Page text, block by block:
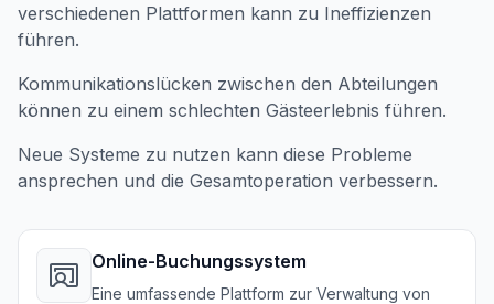
verschiedenen Plattformen kann zu Ineffizienzen
führen.
Kommunikationslücken zwischen den Abteilungen
können zu einem schlechten Gästeerlebnis führen.
Neue Systeme zu nutzen kann diese Probleme
ansprechen und die Gesamtoperation verbessern.
Online-Buchungssystem
Eine umfassende Plattform zur Verwaltung von